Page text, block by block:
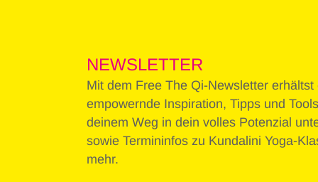
NEWSLETTER
Mit dem Free The Qi-Newsletter erhältst
empowernde Inspiration, Tipps und
deinem Weg in dein volles Potenzial
sowie Termininfos zu Kundalini Yoga-
mehr.